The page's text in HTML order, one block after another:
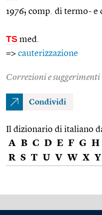
1976; comp. di termo- e
TS med.
=> cauterizzazione
Correzioni e suggerimenti
Condividi
Il dizionario di italiano
A B C D E F G H
R S T U V W X Y